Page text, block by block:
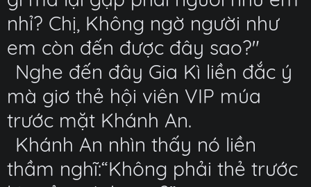
nhỉ? Chị, Không ngờ người như
em còn đến được đây sao?"
Nghe đến đây Gia Kì liền đắc ý
mà giơ thẻ hội viên VIP múa
trước mặt Khánh An.
Khánh An nhìn thấy nó liền
thầm nghĩ:“Không phải thẻ trước